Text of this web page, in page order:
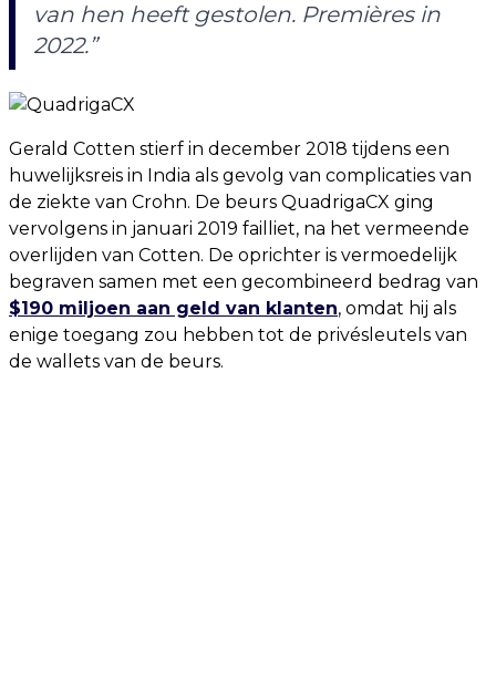
van hen heeft gestolen. Premières in
2022.”
Gerald Cotten stierf in december 2018 tijdens een
huwelijksreis in India als gevolg van complicaties van
de ziekte van Crohn. De beurs QuadrigaCX ging
vervolgens in januari 2019 failliet, na het vermeende
overlijden van Cotten. De oprichter is vermoedelijk
begraven samen met een gecombineerd bedrag van
$190 miljoen aan geld van klanten, omdat hij als
enige toegang zou hebben tot de privésleutels van
de wallets van de beurs.